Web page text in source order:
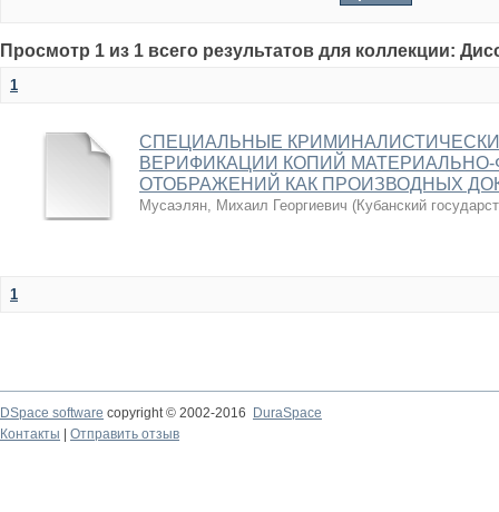
Просмотр 1 из 1 всего результатов для коллекции:
1
СПЕЦИАЛЬНЫЕ
ВЕРИФИКАЦИИ КОПИЙ
ОТОБРАЖЕНИЙ КАК ПРОИЗВОДНЫХ
Мусаэлян, Михаил Георгиевич (Кубанский
1
DSpace software copyright © 2002-2016
DuraSpace
Контакты
Отправить отзыв